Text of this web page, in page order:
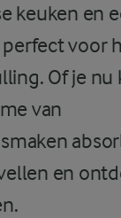
keuken en
voor
Of je nu
van
en